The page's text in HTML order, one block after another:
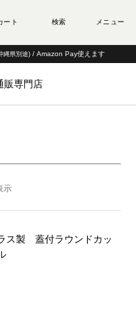
縄県別途) / Amazon Pay使えます
販専門店
示
ス製 蓋付ラウンドカッ